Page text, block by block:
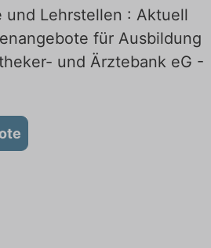
und Lehrstellen : Aktuell
für Ausbildung
und Ärztebank eG -